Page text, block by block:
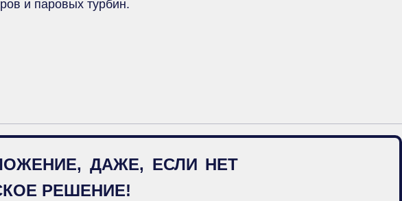
и паровых турбин.
ДАЖЕ, ЕСЛИ НЕТ
РЕШЕНИЕ!